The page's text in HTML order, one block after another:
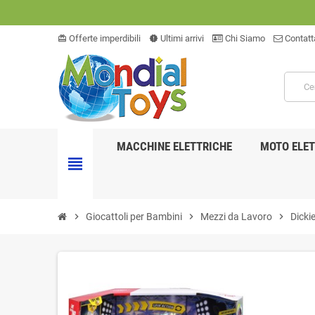
card_giftcard Offerte imperdibili new_releases Ultimi arrivi Chi Siamo
view_headline
MACCHINE ELETTRICHE MOTO
chevron_right Giocattoli per Bambini chevron_right Mezzi da Lavoro chevron_right